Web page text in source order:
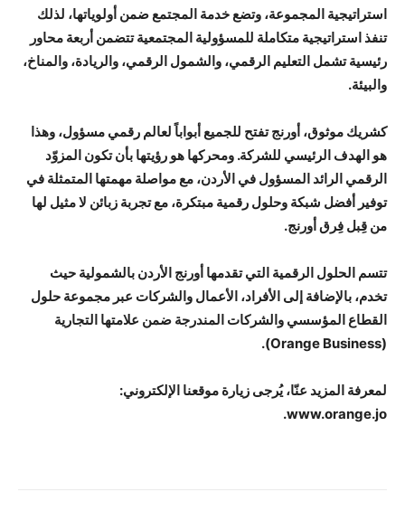
استراتيجية المجموعة، وتضع خدمة المجتمع ضمن أولوياتها، لذلك
تنفذ استراتيجية متكاملة للمسؤولية المجتمعية تتضمن أربعة محاور
رئيسية تشمل التعليم الرقمي، والشمول الرقمي، والريادة، والمناخ،
والبيئة.
كشريك موثوق، أورنج تفتح للجميع أبواباً لعالم رقمي مسؤول، وهذا
هو الهدف الرئيسي للشركة. ومحركها هو رؤيتها بأن تكون المزوّد
الرقمي الرائد المسؤول في الأردن، مع مواصلة مهمتها المتمثلة في
توفير أفضل شبكة وحلول رقمية مبتكرة، مع تجربة زبائن لا مثيل لها
من قِبل فِرق أورنج.
تتسم الحلول الرقمية التي تقدمها أورنج الأردن بالشمولية حيث
تخدم، بالإضافة إلى الأفراد، الأعمال والشركات عبر مجموعة حلول
القطاع المؤسسي والشركات المندرجة ضمن علامتها التجارية
(Orange Business).
لمعرفة المزيد عنّا، يُرجى زيارة موقعنا الإلكتروني:
www.orange.jo.